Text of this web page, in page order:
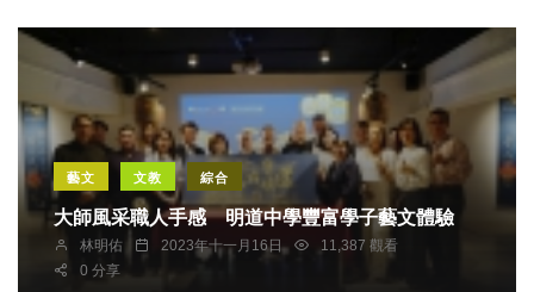
藝文 文教 綜合
大師風采職人手感 明道中學豐富學子藝文體驗
林明佑 2023年十一月16日
11,387 觀看
0 分享